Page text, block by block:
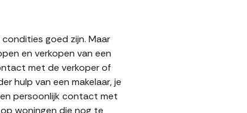
goed zijn. Maar
en verkopen van een
met de verkoper of
hulp van een makelaar, je
persoonlijk contact met
woningen die nog te